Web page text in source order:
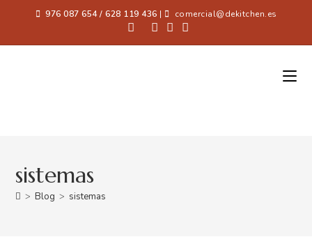
976 087 654 / 628 119 436 | comercial@dekitchen.es
sistemas
> Blog > sistemas